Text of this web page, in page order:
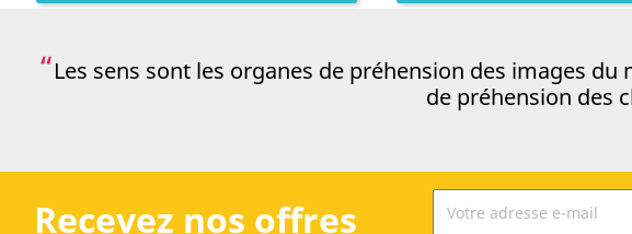
Les sens sont les organes de préhension des images
de préhension des
Recevez nos offres